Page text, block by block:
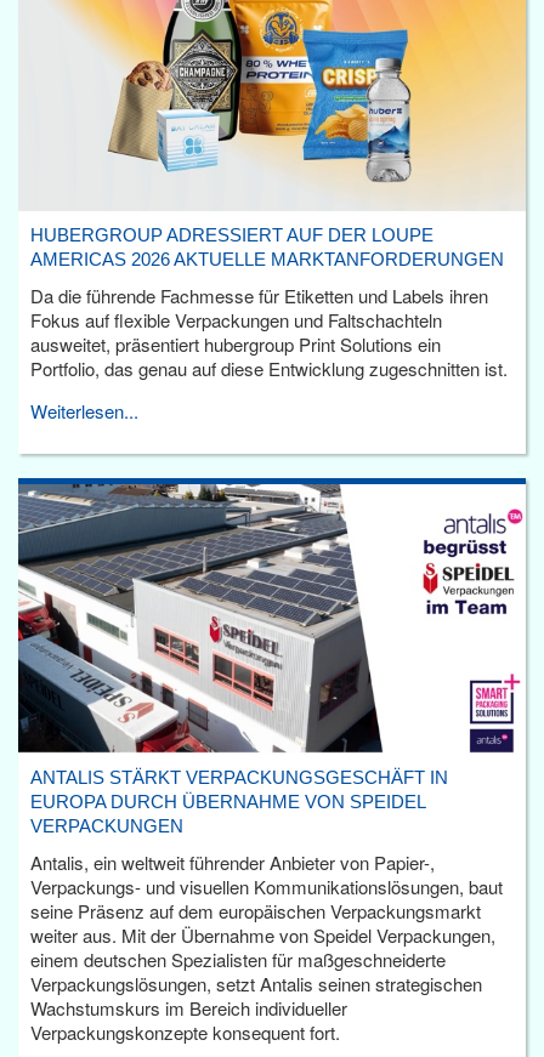
HUBERGROUP ADRESSIERT AUF DER LOUPE
AMERICAS 2026 AKTUELLE MARKTANFORDERUNGEN
Da die führende Fachmesse für Etiketten und Labels ihren
Fokus auf flexible Verpackungen und Faltschachteln
ausweitet, präsentiert hubergroup Print Solutions ein
Portfolio, das genau auf diese Entwicklung zugeschnitten ist.
Weiterlesen...
ANTALIS STÄRKT VERPACKUNGSGESCHÄFT IN
EUROPA DURCH ÜBERNAHME VON SPEIDEL
VERPACKUNGEN
Antalis, ein weltweit führender Anbieter von Papier-,
Verpackungs- und visuellen Kommunikationslösungen, baut
seine Präsenz auf dem europäischen Verpackungsmarkt
weiter aus. Mit der Übernahme von Speidel Verpackungen,
einem deutschen Spezialisten für maßgeschneiderte
Verpackungslösungen, setzt Antalis seinen strategischen
Wachstumskurs im Bereich individueller
Verpackungskonzepte konsequent fort.